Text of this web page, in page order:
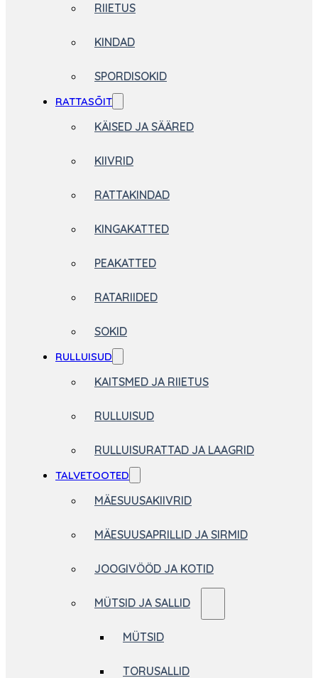
RIIETUS
KINDAD
SPORDISOKID
RATTASÕIT
KÄISED JA SÄÄRED
KIIVRID
RATTAKINDAD
KINGAKATTED
PEAKATTED
RATARIIDED
SOKID
RULLUISUD
KAITSMED JA RIIETUS
RULLUISUD
RULLUISURATTAD JA LAAGRID
TALVETOOTED
MÄESUUSAKIIVRID
MÄESUUSAPRILLID JA SIRMID
JOOGIVÖÖD JA KOTID
MÜTSID JA SALLID
MÜTSID
TORUSALLID